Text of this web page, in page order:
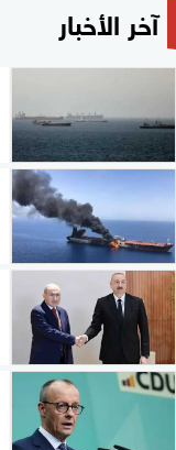
آخر الأخبار